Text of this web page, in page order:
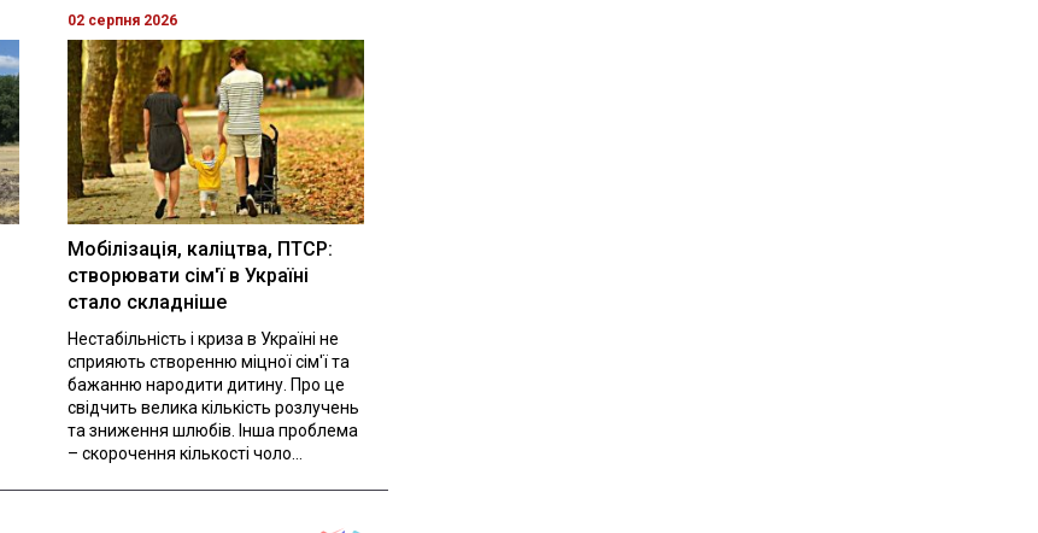
02 серпня 2026
Мобілізація, каліцтва, ПТСР:
створювати сім'ї в Україні
стало складніше
Нестабільність і криза в Україні не
сприяють створенню міцної сім'ї та
бажанню народити дитину. Про це
свідчить велика кількість розлучень
та зниження шлюбів. Інша проблема
– скорочення кількості чоло...